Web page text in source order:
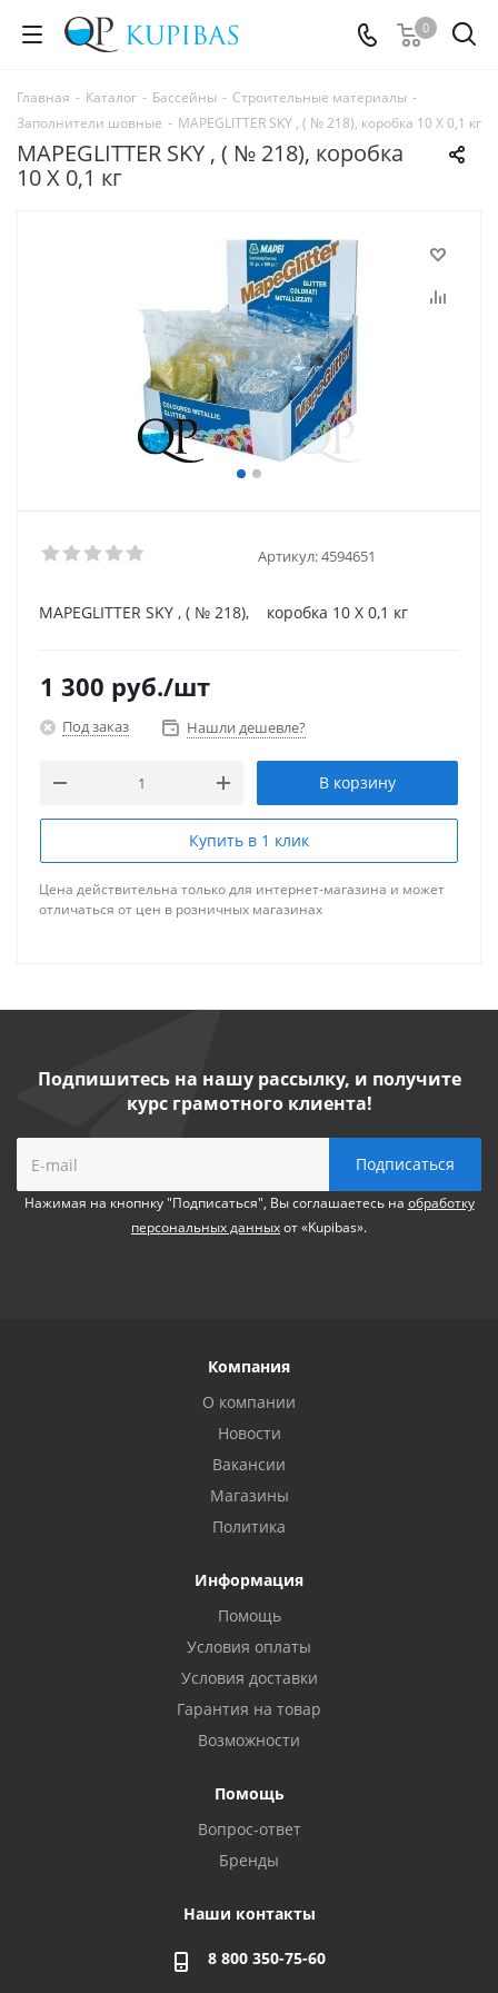
0
Главная - Каталог - Бассейны - Строительные материалы -
Заполнители шовные - MAPEGLITTER SKY , ( № 218), коробка 10 X 0,1 кг
MAPEGLITTER SKY , ( № 218), коробка
10 X 0,1 кг
Артикул:4594651
MAPEGLITTER SKY , ( № 218), коробка 10 X 0,1 кг
1 300 руб./шт
Под заказ Нашли дешевле?
В корзину
Купить в 1 клик
Цена действительна только для интернет-магазина и может
отличаться от цен в розничных магазинах
Подпишитесь на нашу рассылку, и получите
курс грамотного клиента!
Нажимая на кнопнку "Подписаться", Вы соглашаетесь на обработку
персональных данныхот «Kupibas».
Компания
О компании
Новости
Вакансии
Магазины
Политика
Информация
Помощь
Условия оплаты
Условия доставки
Гарантия на товар
Возможности
Помощь
Вопрос-ответ
Бренды
Наши контакты
8 800 350-75-60